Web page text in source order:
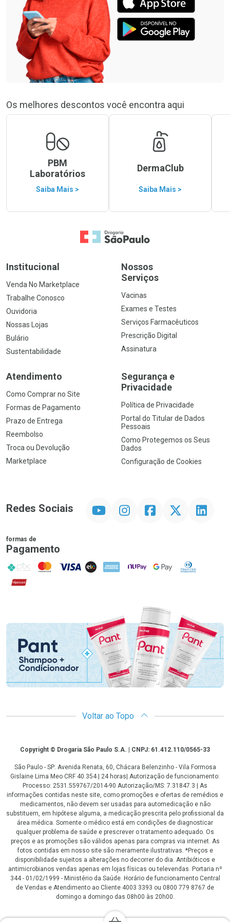
Os melhores descontos você encontra aqui
PBM
Laboratórios
Saiba Mais >
DermaClub
Saiba Mais >
Ir para a Home
Institucional
Venda No Marketplace
Trabalhe Conosco
Ouvidoria
Nossas Lojas
Bulário
Sustentabilidade
Nossos
Serviços
Vacinas
Exames e Testes
Serviços Farmacêuticos
Prescrição Digital
Assinatura
Atendimento
Como Comprar no Site
Formas de Pagamento
Prazo de Entrega
Reembolso
Troca ou Devolução
Marketplace
Segurança e
Privacidade
Política de Privacidade
Portal do Titular de Dados
Pessoais
Como Protegemos os Seus
Dados
Configuração de Cookies
Redes Sociais InstagramFacebookTwitter Linkedin
formas de
Pagamento
PIX MasterCard
VISA ELO AMEX NuPay Google PayDiners Club
Hipercard
Promoção em Destaque
Voltar ao Topo
CopyrightCopyright © Drogaria São Paulo S.A. | CNPJ: 61.412.110/0565-33
São Paulo - SP: Avenida Renata, 60, Chácara Belenzinho - Vila Formosa
Gislaine Lima Meo CRF 40.354 | 24 horas| Autorização de funcionamento:
Processo: 2531.559767/2014-90 Autorização/MS: 7.31847.3 | As
informações contidas neste site, como promoções e ofertas de remédios e
medicamentos, não devem ser usadas para automedicação e não
substituem, em hipótese alguma, a medicação prescrita pelo profissional da
área médica. Somente o médico está em condições de diagnosticar
qualquer problema de saúde e prescrever o tratamento adequado. Os
preços e as promoções são válidos apenas para compras via internet. As
fotos contidas em nosso site são meramente ilustrativas. *Preços e
disponibilidade sujeitos a alterações no decorrer do dia. Antibióticos e
antimicrobianos vendas apenas em lojas físicas ou televendas. Portaria nº
344 - 01/02/1999 - Ministério da Saúde. Horário de funcionamento Central
de Vendas e Atendimento ao Cliente 4003 3393 ou 0800 779 8767 de
domingo a domingo das 08h00 às 20h00.
LGPD Aceite os Cookies